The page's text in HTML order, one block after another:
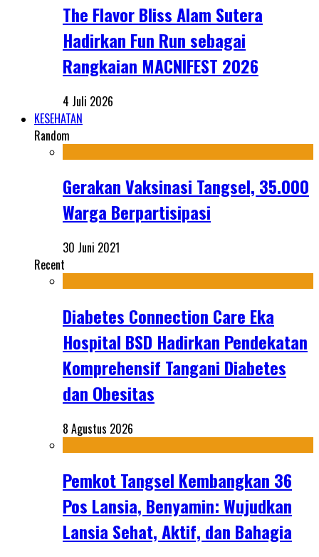
The Flavor Bliss Alam Sutera
Hadirkan Fun Run sebagai
Rangkaian MACNIFEST 2026
4 Juli 2026
KESEHATAN
Random
Gerakan Vaksinasi Tangsel, 35.000
Warga Berpartisipasi
30 Juni 2021
Recent
Diabetes Connection Care Eka
Hospital BSD Hadirkan Pendekatan
Komprehensif Tangani Diabetes
dan Obesitas
8 Agustus 2026
Pemkot Tangsel Kembangkan 36
Pos Lansia, Benyamin: Wujudkan
Lansia Sehat, Aktif, dan Bahagia